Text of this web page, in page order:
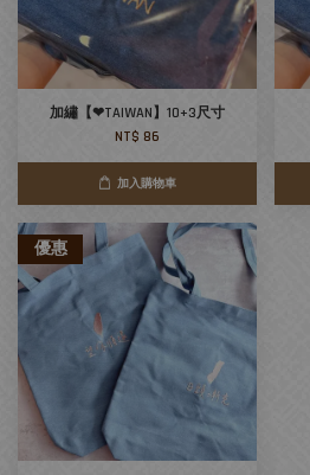
加繡【❤TAIWAN】10+3尺寸
NT$ 86
加入購物車
優惠